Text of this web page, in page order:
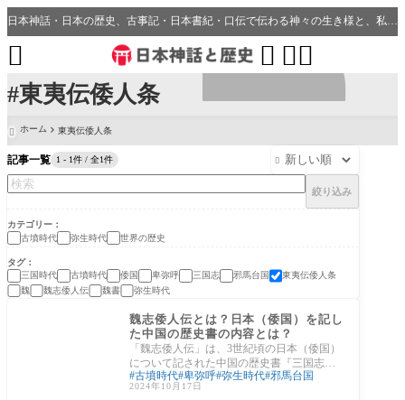
#東夷伝倭人条
日本神話・日本の歴史、古事記・日本書紀・口伝で伝わる神々の生き様と、私たちの分野・生活、開運、神社との繋がり
 

 ホーム 東夷伝倭人条
記事一覧 1 - 1件 / 全1件 
絞り込み
カテゴリー
古墳時代
弥生時代 世界の歴史
タグ
三国時代
古墳時代 倭国 卑弥呼 三国志 邪馬台国
東夷伝倭人条
魏
魏志倭人伝 魏書 弥生時代
古墳時代
魏志倭人伝とは？日本（倭国）を記し
た中国の歴史書の内容とは？
「魏志倭人伝」は、3世紀頃の日本（倭国）
について記された中国の歴史書『三国志』
の一部で、特に女王卑弥呼が治めた邪馬台
国に
古墳時代 卑弥呼 弥生時代 邪馬台国
2024年10月17日